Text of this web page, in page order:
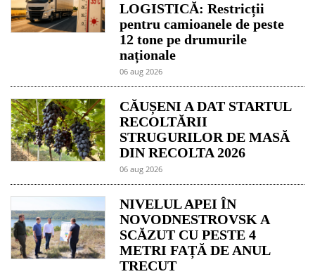
LOGISTICĂ: Restricții
pentru camioanele de peste
12 tone pe drumurile
naționale
06 aug 2026
CĂUȘENI A DAT STARTUL
RECOLTĂRII
STRUGURILOR DE MASĂ
DIN RECOLTA 2026
06 aug 2026
NIVELUL APEI ÎN
NOVODNESTROVSK A
SCĂZUT CU PESTE 4
METRI FAȚĂ DE ANUL
TRECUT